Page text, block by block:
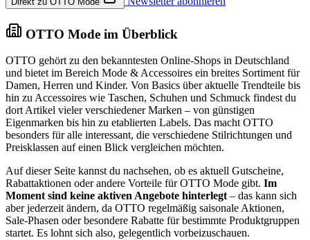
OTTO Mode im Überblick
OTTO gehört zu den bekanntesten Online-Shops in Deutschland
und bietet im Bereich Mode & Accessoires ein breites Sortiment für
Damen, Herren und Kinder. Von Basics über aktuelle Trendteile bis
hin zu Accessoires wie Taschen, Schuhen und Schmuck findest du
dort Artikel vieler verschiedener Marken – von günstigen
Eigenmarken bis hin zu etablierten Labels. Das macht OTTO
besonders für alle interessant, die verschiedene Stilrichtungen und
Preisklassen auf einen Blick vergleichen möchten.
Auf dieser Seite kannst du nachsehen, ob es aktuell Gutscheine,
Rabattaktionen oder andere Vorteile für OTTO Mode gibt. Im
Moment sind keine aktiven Angebote hinterlegt – das kann sich
aber jederzeit ändern, da OTTO regelmäßig saisonale Aktionen,
Sale-Phasen oder besondere Rabatte für bestimmte Produktgruppen
startet. Es lohnt sich also, gelegentlich vorbeizuschauen.